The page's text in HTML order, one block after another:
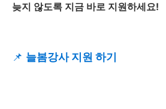
늦지 않도록 지금 바로 지원하세요!
📌 늘봄강사 지원 하기